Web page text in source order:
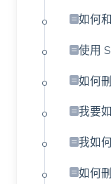
如何
使用
如何
我要
我如
如何